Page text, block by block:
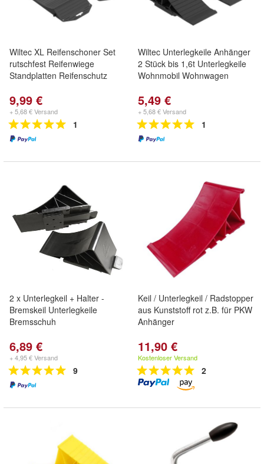
Wiltec XL Reifenschoner Set
rutschfest Reifenwiege
Standplatten Reifenschutz
9,99 €
+ 5,68 € Versand
1
Wiltec Unterlegkeile Anhänger
2 Stück bis 1,6t Unterlegkeile
Wohnmobil Wohnwagen
5,49 €
+ 5,68 € Versand
1
2 x Unterlegkeil + Halter -
Bremskeil Unterlegkeile
Bremsschuh
6,89 €
+ 4,95 € Versand
9
Keil / Unterlegkeil / Radstopper
aus Kunststoff rot z.B. für PKW
Anhänger
11,90 €
Kostenloser Versand
2